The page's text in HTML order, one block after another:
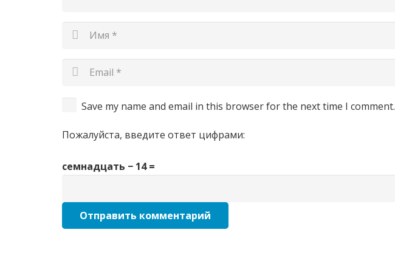
Save my name and email in this browser for the next time I comment.
Пожалуйста, введите ответ цифрами:
семнадцать − 14 =
Отправить комментарий